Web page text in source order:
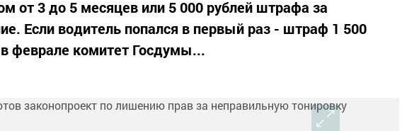
от 3 до 5 месяцев или 5 000 рублей штрафа за
Если водитель попался в первый раз - штраф 1 500
феврале комитет Госдумы...